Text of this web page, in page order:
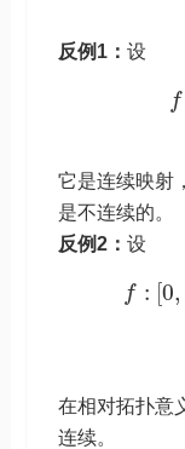
反例1： 设
f
它是连续映射
是不连续的。
反例2： 设
f : [0,
在相对拓扑意
连续。